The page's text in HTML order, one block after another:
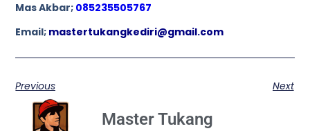
Mas Akbar; 085235505767
Email; mastertukangkediri@gmail.com
Previous Next
Master Tukang